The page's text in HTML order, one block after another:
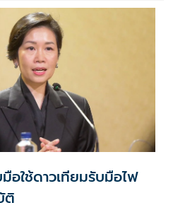
อใช้ดาวเทียมรับมือไฟ
ติ